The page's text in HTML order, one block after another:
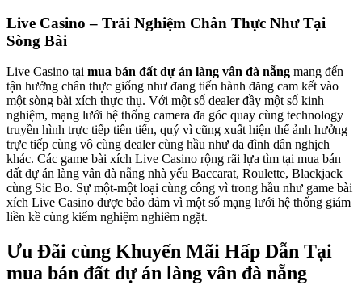
Live Casino – Trải Nghiệm Chân Thực Như Tại
Sòng Bài
Live Casino tại mua bán đất dự án làng vân đà nẵng mang đến
tận hưởng chân thực giống như đang tiến hành đăng cam kết vào
một sòng bài xích thực thụ. Với một số dealer đầy một số kinh
nghiệm, mạng lưới hệ thống camera đa góc quay cùng technology
truyền hình trực tiếp tiên tiến, quý vì cũng xuất hiện thể ảnh hưởng
trực tiếp cùng vô cùng dealer cùng hầu như da đình dân nghịch
khác. Các game bài xích Live Casino rộng rãi lựa tìm tại mua bán
đất dự án làng vân đà nẵng nhà yếu Baccarat, Roulette, Blackjack
cùng Sic Bo. Sự một-một loại cùng công vì trong hầu như game bài
xích Live Casino được bảo đảm vì một số mạng lưới hệ thống giám
liền kề cùng kiểm nghiệm nghiêm ngặt.
Ưu Đãi cùng Khuyến Mãi Hấp Dẫn Tại
mua bán đất dự án làng vân đà nẵng